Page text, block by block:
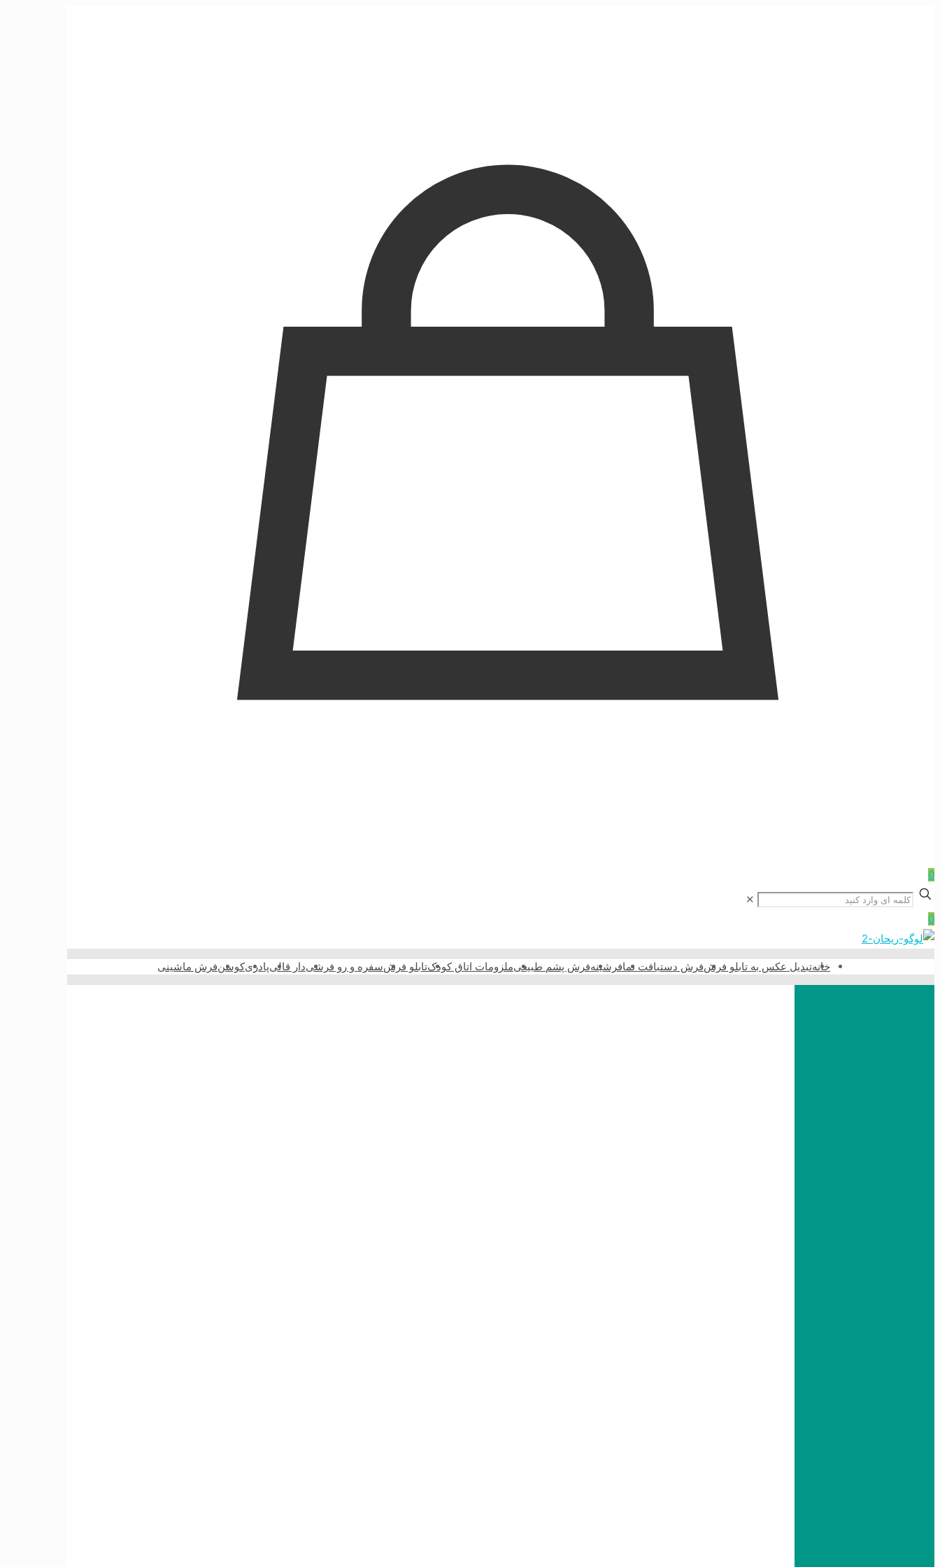
0
✕
0
خانهتبدیل عکس به تابلو فرشفرش دستبافت نمافرشینهفرش پشم طبیعیملزومات اتاق کودکتابلو فرشسفره و رو فرشیدار قالیپادریکوسنفرش ماشینی